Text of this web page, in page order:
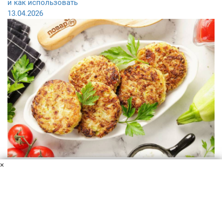
и как использовать
13.04.2026
×